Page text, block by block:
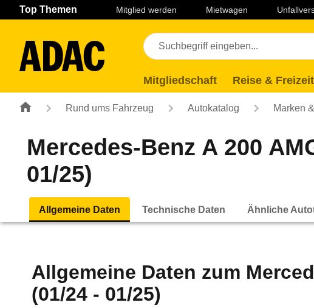
Navigation Seiteninhalt Fußzeile
Top Themen Mitglied werden Mietwagen
Mitgliedschaft Reise & Freizeit
Rund ums Fahrzeug Autokatalog Marken
Mercedes-Benz A 200
01/25)
Allgemeine Daten Technische Daten Ähnliche
Allgemeine Daten zum
(01/24 - 01/25)